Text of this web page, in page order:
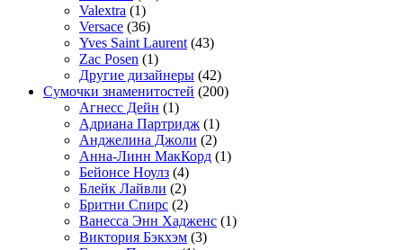
Valextra (1)
Versace (36)
Yves Saint Laurent (43)
Zac Posen (1)
Другие дизайнеры (42)
Сумочки знаменитостей (200)
Агнесс Дейн (1)
Адриана Партридж (1)
Анджелина Джоли (2)
Анна-Линн МакКорд (1)
Бейонсе Ноулз (4)
Блейк Лайвли (2)
Бритни Спирс (2)
Ванесса Энн Хадженс (1)
Виктория Бэкхэм (3)